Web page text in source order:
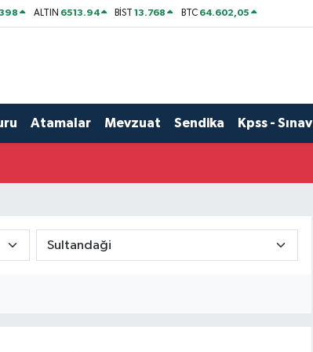
ALTIN 6513.94 BİST13.768 BTC 64.602,05
Atamalar Mevzuat Sendika Kpss - Sınav